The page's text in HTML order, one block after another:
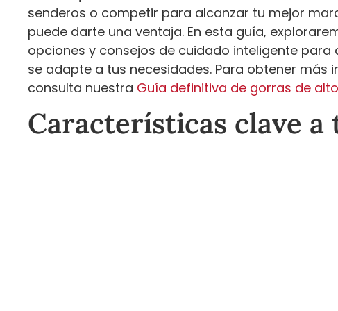
senderos o competir para alcanzar tu mejor
puede darte una ventaja. En esta guía,
opciones y consejos de cuidado inteligente
se adapte a tus necesidades. Para obtener más
consulta nuestra Guía definitiva de gorras de
Características clave